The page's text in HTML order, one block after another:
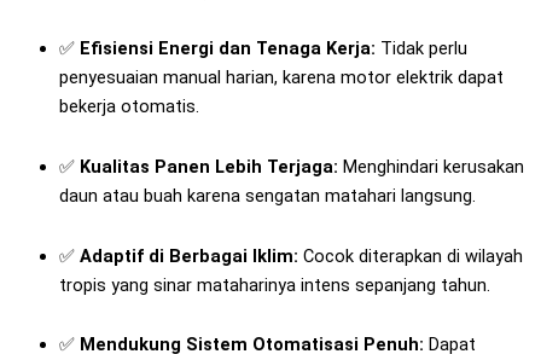
✅ Efisiensi Energi dan Tenaga Kerja: Tidak perlu
penyesuaian manual harian, karena motor elektrik dapat
bekerja otomatis.
✅ Kualitas Panen Lebih Terjaga: Menghindari kerusakan
daun atau buah karena sengatan matahari langsung.
✅ Adaptif di Berbagai Iklim: Cocok diterapkan di wilayah
tropis yang sinar mataharinya intens sepanjang tahun.
✅ Mendukung Sistem Otomatisasi Penuh: Dapat